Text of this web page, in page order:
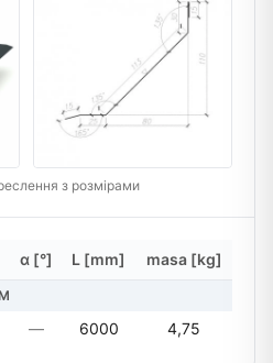
з розмірами
α [°] L [mm] masa [kg]
— 6000 4,75